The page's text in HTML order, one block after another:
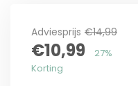
Adviesprijs €14,99
€10,99
27%
Korting